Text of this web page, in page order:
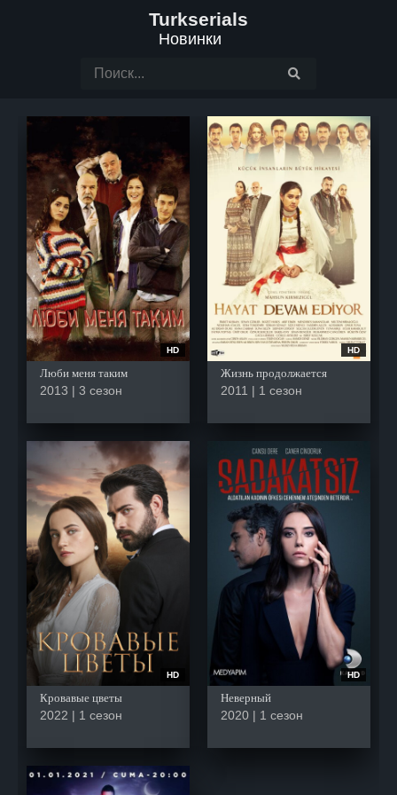
Turkserials
Новинки
HD
Люби меня таким
2013 | 3 сезон
HD
Жизнь продолжается
2011 | 1 сезон
HD
Кровавые цветы
2022 | 1 сезон
HD
Неверный
2020 | 1 сезон